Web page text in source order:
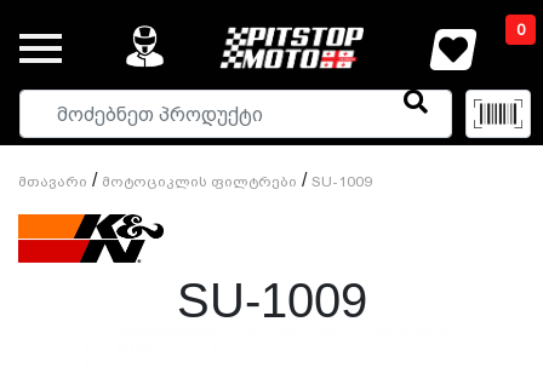
0
Მთავარი / Მოტოციკლის Ფილტრები / SU-1009
SU-1009